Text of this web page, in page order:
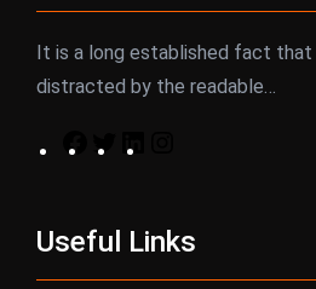
It is a long established fact that
distracted by the readable…
F
e
b
T
t
t
k
e
t
a
Useful Links